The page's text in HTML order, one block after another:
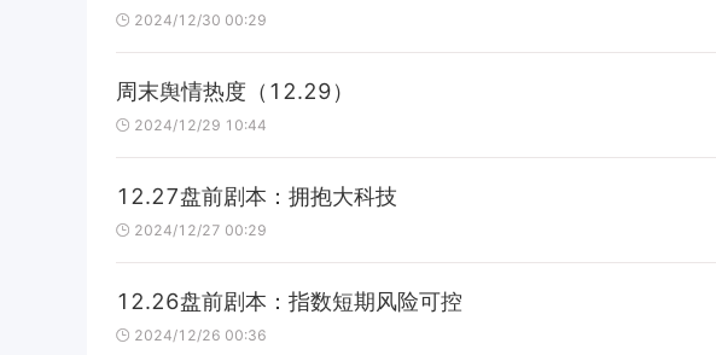
2024/12/30 00:29
周末舆情热度（12.29）
2024/12/29 10:44
12.27盘前剧本：拥抱大科技
2024/12/27 00:29
12.26盘前剧本：指数短期风险可控
2024/12/26 00:36